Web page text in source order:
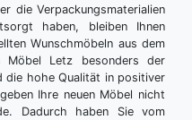
die Verpackungsmaterialien
haben, bleiben Ihnen
Wunschmöbeln aus dem
Möbel Letz besonders der
die hohe Qualität in positiver
Ihre neuen Möbel nicht
Dadurch haben Sie vom